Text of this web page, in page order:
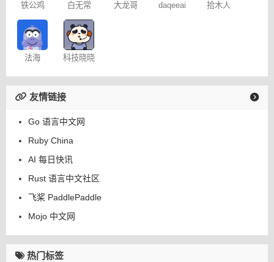
铁公鸡 白无常 大龙哥 daqeeai 拾木人
法海 科技晓晓
友情链接
Go 语言中文网
Ruby China
AI 每日快讯
Rust 语言中文社区
飞桨 PaddlePaddle
Mojo 中文网
热门标签